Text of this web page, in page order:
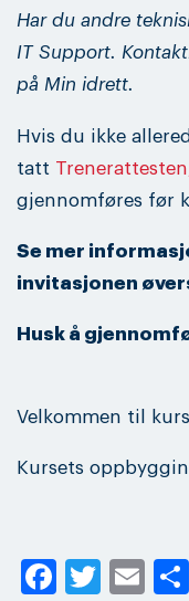
Har du andre
IT Support.
på Min idrett.
Hvis du ikke
tatt
gjennomføres før
Se mer
invitasjonen
Husk å
Velkommen til
Kursets